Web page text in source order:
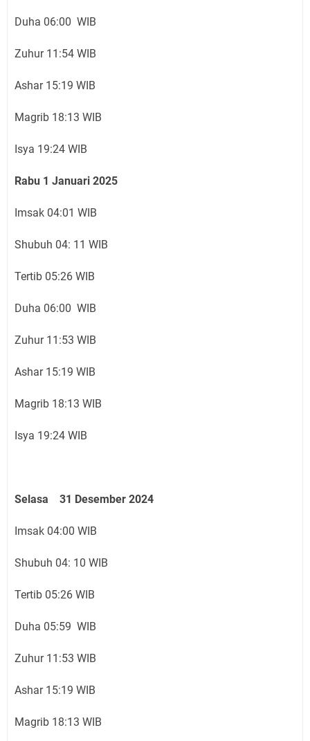
Duha 06:00 WIB
Zuhur 11:54 WIB
Ashar 15:19 WIB
Magrib 18:13 WIB
Isya 19:24 WIB
Rabu 1 Januari 2025
Imsak 04:01 WIB
Shubuh 04: 11 WIB
Tertib 05:26 WIB
Duha 06:00 WIB
Zuhur 11:53 WIB
Ashar 15:19 WIB
Magrib 18:13 WIB
Isya 19:24 WIB
Selasa 31 Desember 2024
Imsak 04:00 WIB
Shubuh 04: 10 WIB
Tertib 05:26 WIB
Duha 05:59 WIB
Zuhur 11:53 WIB
Ashar 15:19 WIB
Magrib 18:13 WIB